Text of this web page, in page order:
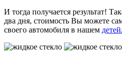
И тогда получается результат!
два дня, стоимость Вы можете
своего автомобиля в нашем